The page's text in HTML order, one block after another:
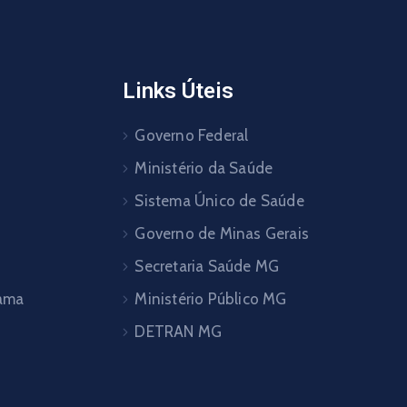
Links Úteis
Governo Federal
Ministério da Saúde
Sistema Único de Saúde
Governo de Minas Gerais
Secretaria Saúde MG
Ministério Público MG
DETRAN MG